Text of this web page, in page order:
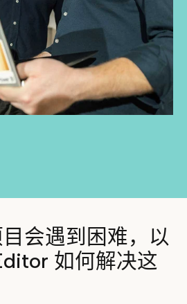
会遇到困难，以
如何解决这